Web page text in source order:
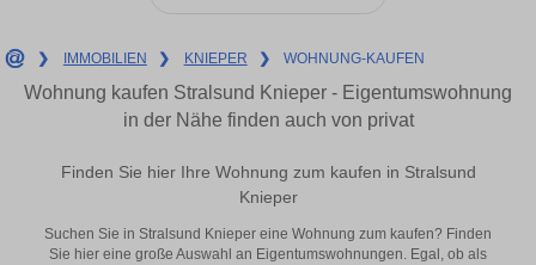
❯ IMMOBILIEN ❯ KNIEPER ❯ WOHNUNG-KAUFEN
Wohnung kaufen Stralsund Knieper - Eigentumswohnung
in der Nähe finden auch von privat
Finden Sie hier Ihre Wohnung zum kaufen in Stralsund
Knieper
Suchen Sie in Stralsund Knieper eine Wohnung zum kaufen? Finden
Sie hier eine große Auswahl an Eigentumswohnungen. Egal, ob als